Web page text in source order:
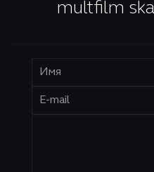
multfilm